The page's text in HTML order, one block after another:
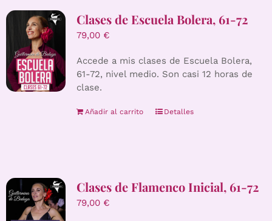
Clases de Escuela Bolera, 61-72
79,00 €
Accede a mis clases de Escuela Bolera,
61-72, nivel medio. Son casi 12 horas de
clase.
Añadir al carrito Detalles
Clases de Flamenco Inicial, 61-72
79,00 €